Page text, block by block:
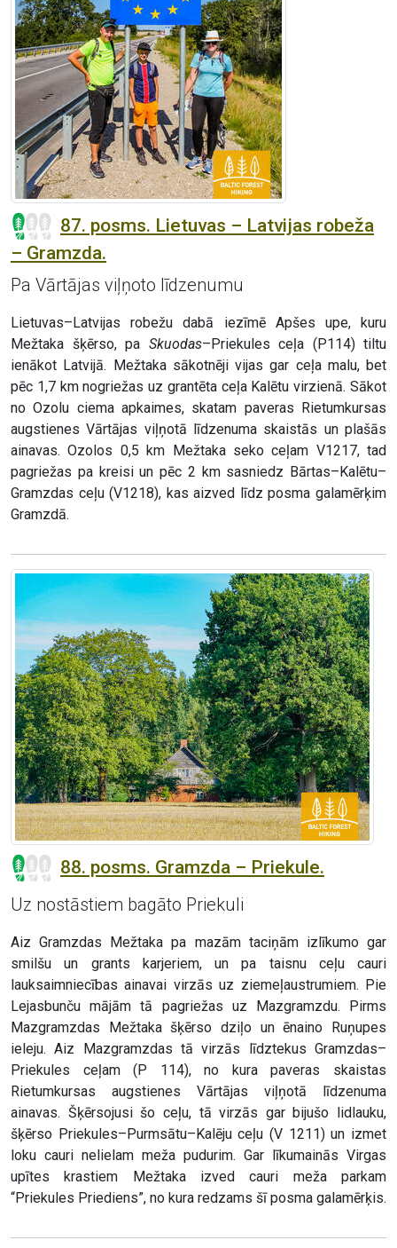
87. posms. Lietuvas – Latvijas robeža
– Gramzda.
Pa Vārtājas viļņoto līdzenumu
Lietuvas–Latvijas robežu dabā iezīmē Apšes upe, kuru
Mežtaka šķērso, pa Skuodas–Priekules ceļa (P114) tiltu
ienākot Latvijā. Mežtaka sākotnēji vijas gar ceļa malu, bet
pēc 1,7 km nogriežas uz grantēta ceļa Kalētu virzienā. Sākot
no Ozolu ciema apkaimes, skatam paveras Rietumkursas
augstienes Vārtājas viļņotā līdzenuma skaistās un plašās
ainavas. Ozolos 0,5 km Mežtaka seko ceļam V1217, tad
pagriežas pa kreisi un pēc 2 km sasniedz Bārtas–Kalētu–
Gramzdas ceļu (V1218), kas aizved līdz posma galamērķim
Gramzdā.
88. posms. Gramzda – Priekule.
Uz nostāstiem bagāto Priekuli
Aiz Gramzdas Mežtaka pa mazām taciņām izlīkumo gar
smilšu un grants karjeriem, un pa taisnu ceļu cauri
lauksaimniecības ainavai virzās uz ziemeļaustrumiem. Pie
Lejasbunču mājām tā pagriežas uz Mazgramzdu. Pirms
Mazgramzdas Mežtaka šķērso dziļo un ēnaino Ruņupes
ieleju. Aiz Mazgramzdas tā virzās līdztekus Gramzdas–
Priekules ceļam (P 114), no kura paveras skaistas
Rietumkursas augstienes Vārtājas viļņotā līdzenuma
ainavas. Šķērsojusi šo ceļu, tā virzās gar bijušo lidlauku,
šķērso Priekules–Purmsātu–Kalēju ceļu (V 1211) un izmet
loku cauri nelielam meža pudurim. Gar līkumainās Virgas
upītes krastiem Mežtaka izved cauri meža parkam
“Priekules Priediens”, no kura redzams šī posma galamērķis.